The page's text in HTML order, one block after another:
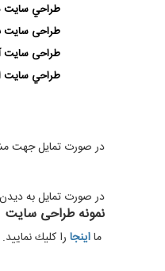
طراحي سايت
طراحی سایت
طراحی سایت
طراحي سايت
در صورت تمایل جهت
در صورت تمايل به
نمونه طراحی سایت
مااينجا را كليك نماييد.